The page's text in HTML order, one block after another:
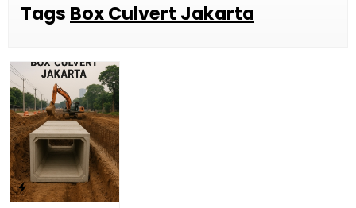
Tags Box Culvert Jakarta